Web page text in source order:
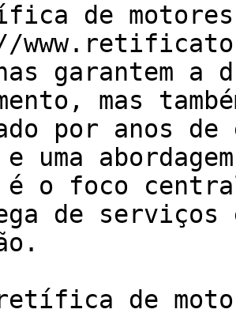
de
garantem a
mas
por anos
uma
o foco
de serviços